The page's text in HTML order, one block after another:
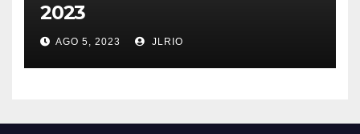
2023
AGO 5, 2023 JLRIO